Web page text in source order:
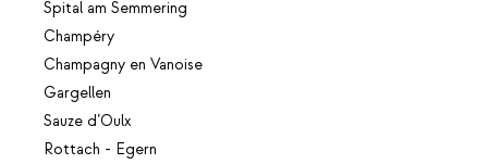
Spital am Semmering
Champéry
Champagny en Vanoise
Gargellen
Sauze d’Oulx
Rottach - Egern